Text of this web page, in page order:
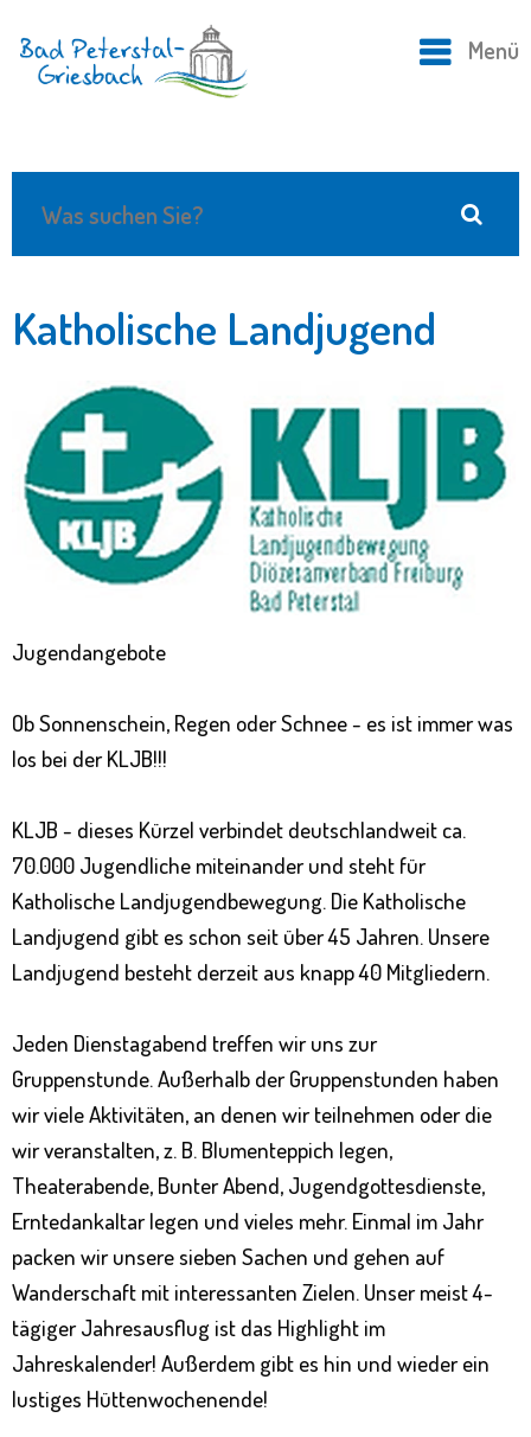
Menü
Katholische Landjugend
Jugendangebote
Ob Sonnenschein, Regen oder Schnee - es ist immer was
los bei der KLJB!!!
KLJB - dieses Kürzel verbindet deutschlandweit ca.
70.000 Jugendliche miteinander und steht für
Katholische Landjugendbewegung. Die Katholische
Landjugend gibt es schon seit über 45 Jahren. Unsere
Landjugend besteht derzeit aus knapp 40 Mitgliedern.
Jeden Dienstagabend treffen wir uns zur
Gruppenstunde. Außerhalb der Gruppenstunden haben
wir viele Aktivitäten, an denen wir teilnehmen oder die
wir veranstalten, z. B. Blumenteppich legen,
Theaterabende, Bunter Abend, Jugendgottesdienste,
Erntedankaltar legen und vieles mehr. Einmal im Jahr
packen wir unsere sieben Sachen und gehen auf
Wanderschaft mit interessanten Zielen. Unser meist 4-
tägiger Jahresausflug ist das Highlight im
Jahreskalender! Außerdem gibt es hin und wieder ein
lustiges Hüttenwochenende!